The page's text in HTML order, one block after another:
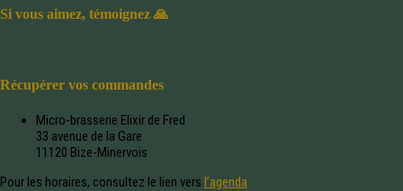
Si vous aimez, témoignez 🙏
Récupérer vos commandes
Micro-brasserie Elixir de Fred
33 avenue de la Gare
11120 Bize-Minervois
Pour les horaires, consultez le lien vers l’agenda